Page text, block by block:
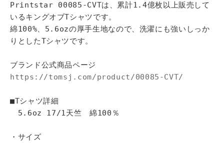
Printstar 00085-CVTは、累計1.4億枚以上販売して
いるキングオブTシャツです。
綿100%、5.6ozの厚手生地なので、洗濯にも強いしっか
りとしたTシャツです。
ブランド公式商品ページ
https://tomsj.com/product/00085-CVT/
■Tシャツ詳細
5.6oz 17/1天竺 綿100％
・サイズ